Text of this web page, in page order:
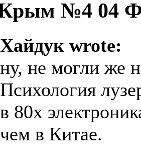
Крым №4 04
Хайдук wrote:
ну, не могли же
Психология
в 80х
чем в Китае.